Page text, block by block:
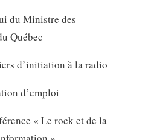
du Ministre des
Québec
d’initiation à la radio
d’emploi
« Le rock et de la